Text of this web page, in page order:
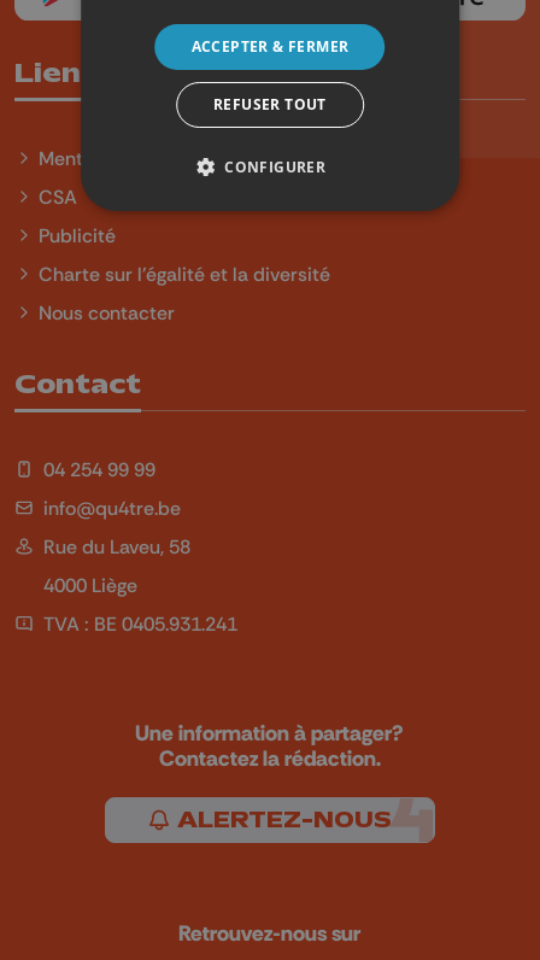
Liens utiles
Mentions légales
CSA
Publicité
Charte sur l'égalité et la diversité
Nous contacter
Contact
04 254 99 99
info@qu4tre.be
Rue du Laveu, 58
4000 Liège
TVA : BE 0405.931.241
Une information à partager?
Contactez la rédaction.
ALERTEZ-NOUS
Retrouvez-nous sur
ACCEPTER & FERMER
REFUSER TOUT
CONFIGURER